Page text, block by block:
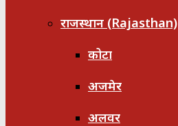
राजस्थान (Rajasthan)
कोटा
अजमेर
अलवर